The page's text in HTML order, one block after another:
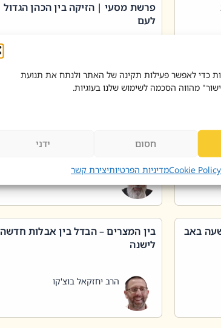
כדי לאפשר פעילות תקינה של האתר ולנתח את תנועת
מהווה הסכמה לשימוש שלנו בעוגיות.
חסום ידני
Cookie Policyמדיניות הפרטיותיצירת קשר
פרשת מסעי | הזיקה בין הכהן הגדול
לעם
–
הרב יאיר בידני
באב
בין המצרים – הבדל בין אבלות חדשה
לישנה
הרב יחזקאל בוצ'קו